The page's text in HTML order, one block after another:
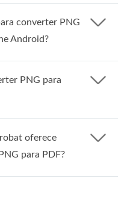
converter PNG
Android?
PNG para
oferece
para PDF?